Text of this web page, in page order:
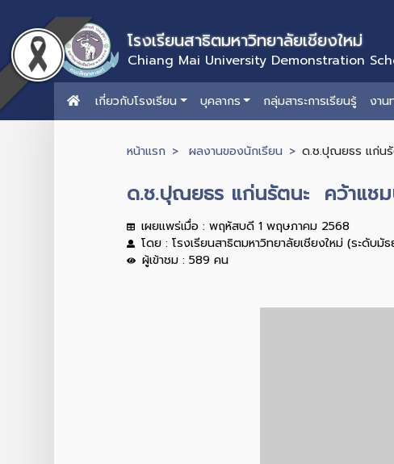
โรงเรียนสาธิตมหาวิทยาลัยเชียงใหม่
Chiang Mai University Demonstration
เกี่ยวกับโรงเรียน บุคลากร กลุ่มสาระการเรียนรู้ งาน
หน้าแรก ผลงานของนักเรียน ด.ช.ปุณยธร แก่นรั
ด.ช.ปุณยธร แก่นรัตนะ คว้าแชม
เผยแพร่เมื่อ : พฤหัสบดี 1 พฤษภาคม 2568
โดย : โรงเรียนสาธิตมหาวิทยาลัยเชียงใหม่ (ระดับมั
ผู้เข้าชม : 589 คน